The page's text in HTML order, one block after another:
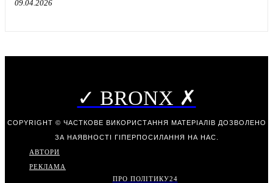
09.04.2026
✓ BRONX ✗
COPYRIGHT © ЧАСТКОВЕ ВИКОРИСТАННЯ МАТЕРІАЛІВ ДОЗВОЛЕНО
ЗА НАЯВНОСТІ ГІПЕРПОСИЛАННЯ НА НАС.
АВТОРИ
РЕКЛАМА
ПРО ПОЛІТИКУ24